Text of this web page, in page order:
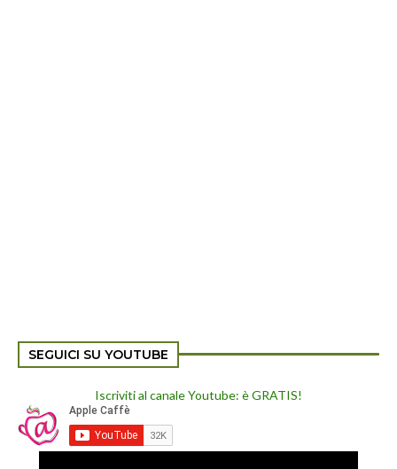
SEGUICI SU YOUTUBE
Iscriviti al canale Youtube: è GRATIS!